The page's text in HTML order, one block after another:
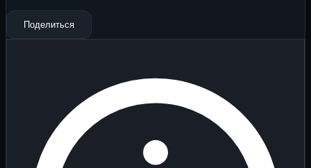
Поделиться